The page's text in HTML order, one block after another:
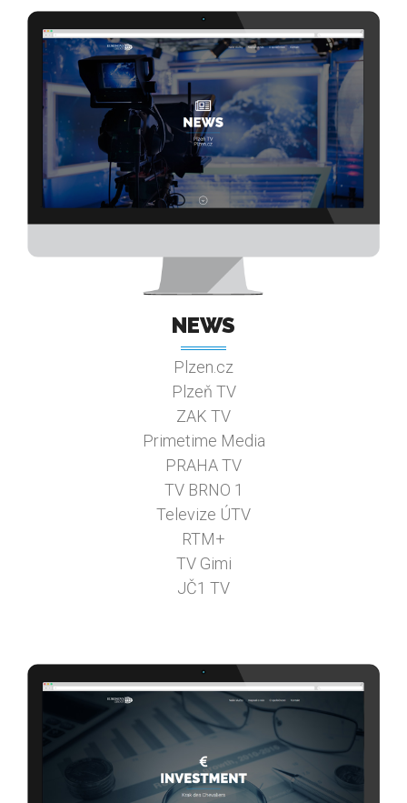
NEWS
Plzen.cz
Plzeň TV
ZAK TV
Primetime Media
PRAHA TV
TV BRNO 1
Televize ÚTV
RTM+
TV Gimi
JČ1 TV